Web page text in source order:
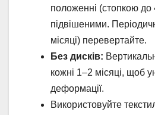
положенні (стопкою до
підвішеними.
місяці) перевертайте.
Без дисків:
кожні 1–2 місяці, щоб
деформації.
Використовуйте